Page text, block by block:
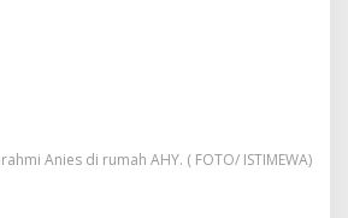
Anies di rumah AHY. ( FOTO/ ISTIMEWA)